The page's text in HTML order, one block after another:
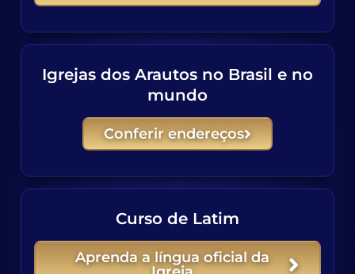
Igrejas dos Arautos no Brasil e no
mundo
Conferir endereços
Curso de Latim
Aprenda a língua oficial da